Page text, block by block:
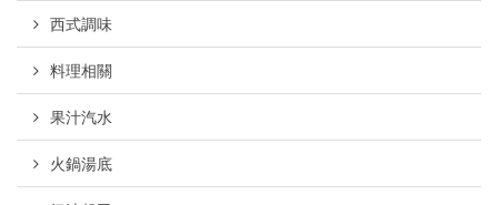
西式調味
料理相關
果汁汽水
火鍋湯底